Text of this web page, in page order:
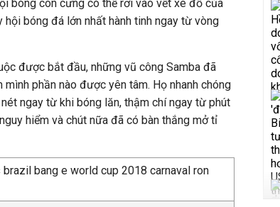
bóng con cưng có thể rơi vào vết xe đổ của
bóng đá lớn nhất hành tinh ngay từ vòng
được bắt đầu, những vũ công Samba đã
phần nào được yên tâm. Họ nhanh chóng
ngay từ khi bóng lăn, thậm chí ngay từ phút
hiểm và chút nữa đã có bàn thắng mở tỉ